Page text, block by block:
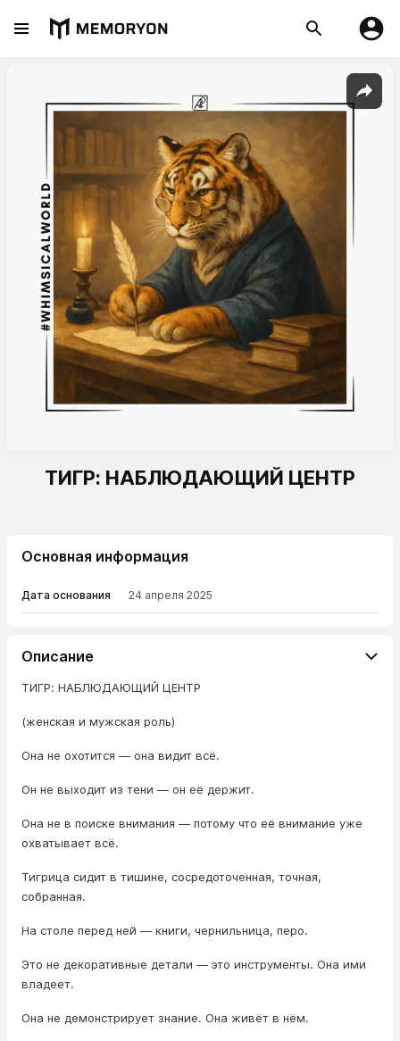
ТИГР: НАБЛЮДАЮЩИЙ ЦЕНТР
Основная информация
Дата основания 24 апреля 2025
Описание
ТИГР: НАБЛЮДАЮЩИЙ ЦЕНТР
(женская и мужская роль)
Она не охотится — она видит всё.
Он не выходит из тени — он её держит.
Она не в поиске внимания — потому что её внимание уже
охватывает всё.
Тигрица сидит в тишине, сосредоточенная, точная,
собранная.
На столе перед ней — книги, чернильница, перо.
Это не декоративные детали — это инструменты. Она ими
владеет.
Она не демонстрирует знание. Она живёт в нём.